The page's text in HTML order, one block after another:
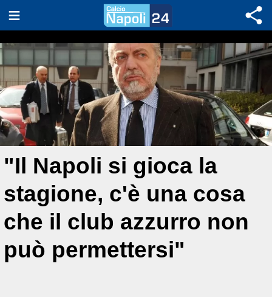
"Il Napoli si gioca la
stagione, c'è una cosa
che il club azzurro non
può permettersi"